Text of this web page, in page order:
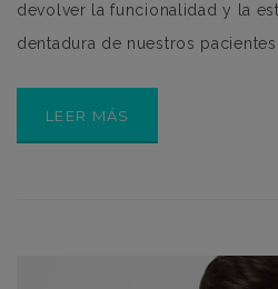
devolver la funcionalidad y la
dentadura de nuestros
LEER MÁS